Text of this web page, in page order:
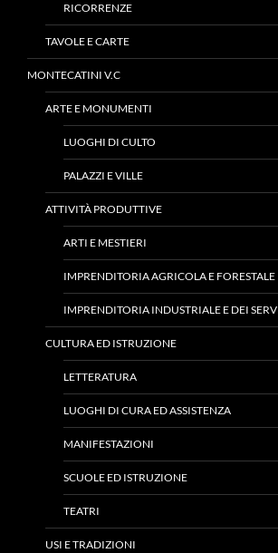
RICORRENZE
TAVOLE E CARTE
MONTECATINI V.C
ARTE E MONUMENTI
LUOGHI DI CULTO
PALAZZI E VILLE
ATTIVITÀ PRODUTTIVE
ARTI E MESTIERI
IMPRENDITORIA AGRICOLA E FORESTALE
IMPRENDITORIA INDUSTRIALE E DEI
CULTURA ED ISTRUZIONE
LETTERATURA
LUOGHI DI CURA ED ASSISTENZA
MANIFESTAZIONI
SCUOLE ED ISTRUZIONE
TEATRI
USI E TRADIZIONI